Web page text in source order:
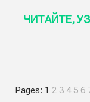
ЧИТАЙТЕ,
Pages: 1 2 3 4 5 6